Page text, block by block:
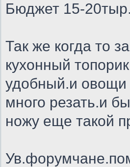
Бюджет 15-
Так же когда то
кухонный
удобный.и овощи
много резать.и
ножу еще такой